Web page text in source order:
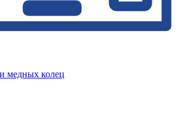
медных колец